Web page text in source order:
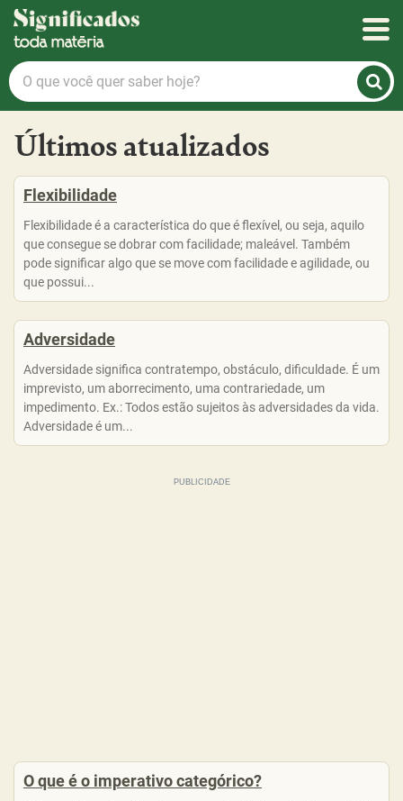
Significados
O
que
você
quer
saber
hoje?
Últimos atualizados
Flexibilidade
Flexibilidade é a característica do que é flexível, ou seja, aquilo
que consegue se dobrar com facilidade; maleável. Também
pode significar algo que se move com facilidade e agilidade, ou
que possui...
Adversidade
Adversidade significa contratempo, obstáculo, dificuldade. É um
imprevisto, um aborrecimento, uma contrariedade, um
impedimento. Ex.: Todos estão sujeitos às adversidades da vida.
Adversidade é um...
O que é o imperativo categórico?